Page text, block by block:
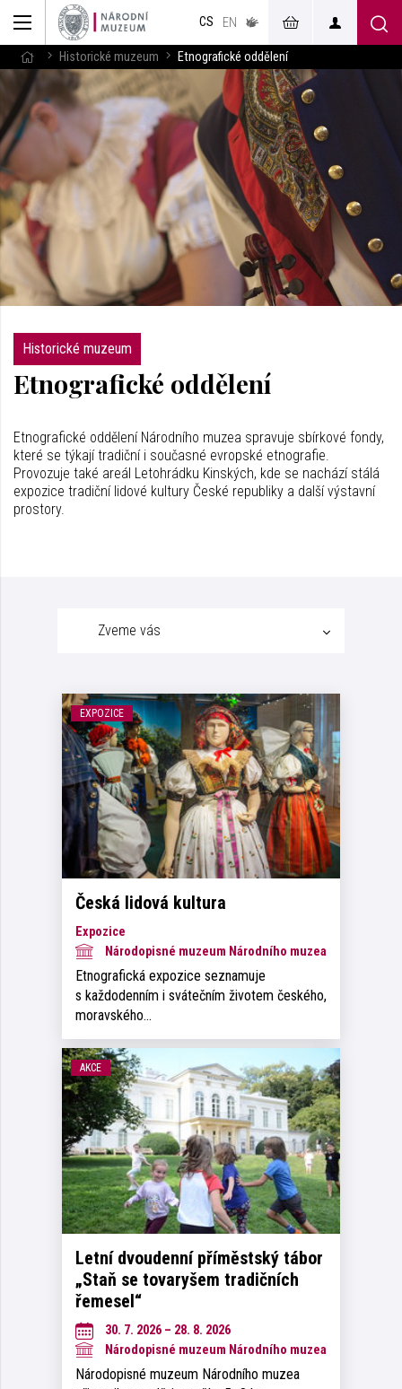
CS EN
v českém
jazyce
Historické muzeum Etnografické oddělení
Historické muzeum
Etnografické oddělení
Etnografické oddělení Národního muzea spravuje sbírkové fondy,
které se týkají tradiční i současné evropské etnografie.
Provozuje také areál Letohrádku Kinských, kde se nachází stálá
expozice tradiční lidové kultury České republiky a další výstavní
prostory.
Zveme vás
EXPOZICE
Česká lidová kultura
Expozice
Národopisné muzeum Národního muzea
Etnografická expozice seznamuje
s každodenním i svátečním životem českého,
moravského…
AKCE
Letní dvoudenní příměstský tábor
„Staň se tovaryšem tradičních
řemesel“
30. 7. 2026 – 28. 8. 2026
Národopisné muzeum Národního muzea
Národopisné muzeum Národního muzea